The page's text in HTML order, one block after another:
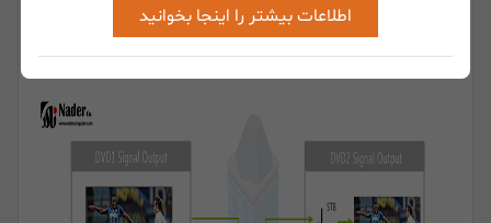
اطلاعات بیشتر را اینجا بخوانید
واحد را به اشتراک بگذارد. راه حل خوبی برای دوربین مدار بسته،
ساینیج دیجیتال، تلویزیون هتل، سیستم تلویزیون خانگی است.